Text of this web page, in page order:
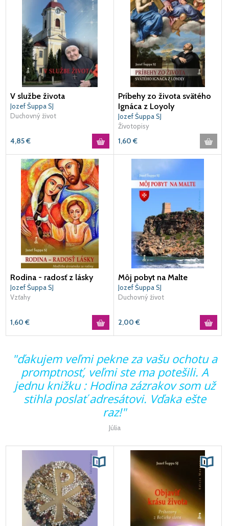
V službe života
Jozef Šuppa SJ
Duchovný život
4,85€
Príbehy zo života svätého
Ignáca z Loyoly
Jozef Šuppa SJ
Životopisy
1,60 €
Rodina - radosť z lásky
Jozef Šuppa SJ
Vzťahy
1,60 €
Môj pobyt na Malte
Jozef Šuppa SJ
Duchovný život
2,00 €
"ďakujem veľmi pekne za vašu ochotu a
promptnosť, veľmi ste ma potešili. A
jednu knižku : Hodina zázrakov som už
stihla poslať adresátovi. Vďaka ešte
raz!"
Júlia